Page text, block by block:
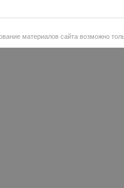
материалов сайта возможно